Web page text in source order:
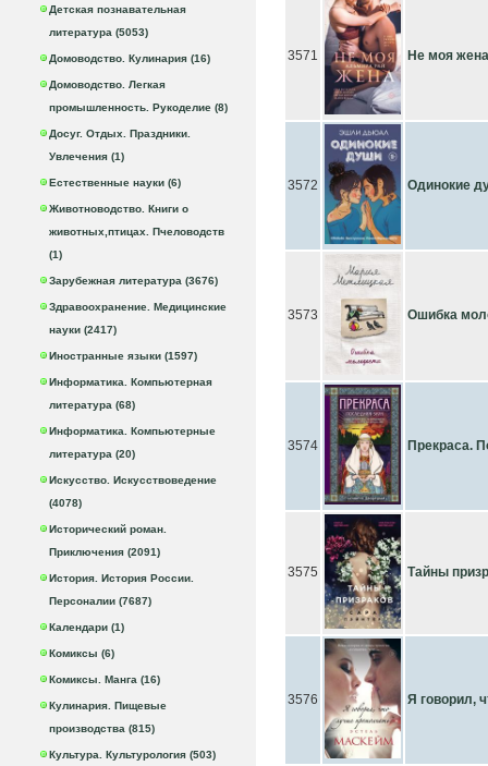
Детская познавательная
литература (5053)
Домоводство. Кулинария (16)
Домоводство. Легкая
промышленность. Рукоделие (8)
Досуг. Отдых. Праздники.
Увлечения (1)
Естественные науки (6)
Животноводство. Книги о
животных,птицах. Пчеловодств
(1)
Зарубежная литература (3676)
Здравоохранение. Медицинские
науки (2417)
Иностранные языки (1597)
Информатика. Компьютерная
литература (68)
Информатика. Компьютерные
литература (20)
Искусство. Искусствоведение
(4078)
Исторический роман.
Приключения (2091)
История. История России.
Персоналии (7687)
Календари (1)
Комиксы (6)
Комиксы. Манга (16)
Кулинария. Пищевые
производства (815)
Культура. Культурология (503)
3571 Не моя жена
3572 Одинокие
3573 Ошибка
3574 Прекраса.
3575 Тайны
3576 Я говорил,